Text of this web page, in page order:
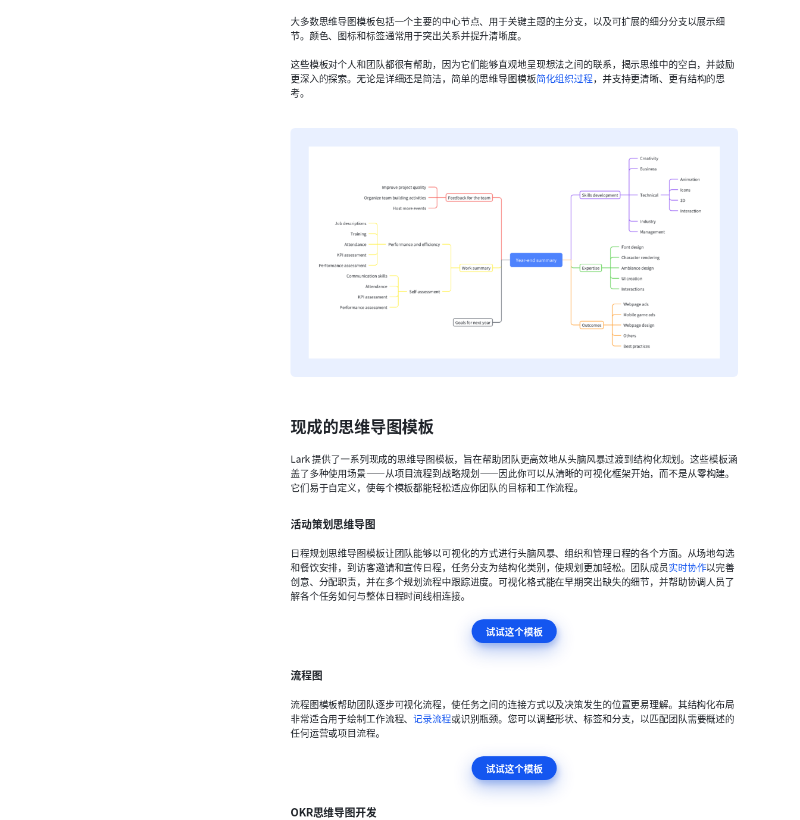
大多数思维导图模板包括一个主要的中心节点、用于关键主题的主分支，以及可扩展的细分分支以展示细
节。颜色、图标和标签通常用于突出关系并提升清晰度。
这些模板对个人和团队都很有帮助，因为它们能够直观地呈现想法之间的联系，揭示思维中的空白，并鼓励
更深入的探索。无论是详细还是简洁，简单的思维导图模板简化组织过程，并支持更清晰、更有结构的思
考。
现成的思维导图模板
Lark 提供了一系列现成的思维导图模板，旨在帮助团队更高效地从头脑风暴过渡到结构化规划。这些模板涵
盖了多种使用场景——从项目流程到战略规划——因此你可以从清晰的可视化框架开始，而不是从零构建。
它们易于自定义，使每个模板都能轻松适应你团队的目标和工作流程。
活动策划思维导图
日程规划思维导图模板让团队能够以可视化的方式进行头脑风暴、组织和管理日程的各个方面。从场地勾选
和餐饮安排，到访客邀请和宣传日程，任务分支为结构化类别，使规划更加轻松。团队成员实时协作以完善
创意、分配职责，并在多个规划流程中跟踪进度。可视化格式能在早期突出缺失的细节，并帮助协调人员了
解各个任务如何与整体日程时间线相连接。
试试这个模板
流程图
流程图模板帮助团队逐步可视化流程，使任务之间的连接方式以及决策发生的位置更易理解。其结构化布局
非常适合用于绘制工作流程、记录流程或识别瓶颈。您可以调整形状、标签和分支，以匹配团队需要概述的
任何运营或项目流程。
试试这个模板
OKR思维导图开发